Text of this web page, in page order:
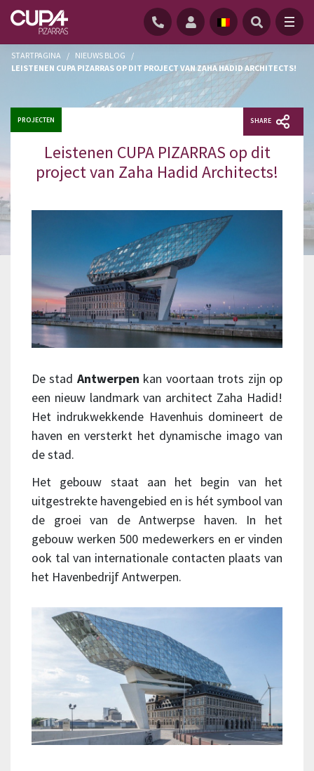
STARTPAGINA / NIEUWS BLOG
/
LEISTENEN CUPA PIZARRAS OP DIT PROJECT VAN ZAHA HADID ARCHITECTS!
PROJECTEN SHARE
Leistenen CUPA PIZARRAS op dit
project van Zaha Hadid Architects!
De stad Antwerpen kan voortaan trots zijn op
een nieuw landmark van architect Zaha Hadid!
Het indrukwekkende Havenhuis domineert de
haven en versterkt het dynamische imago van
de stad.
Het gebouw staat aan het begin van het
uitgestrekte havengebied en is hét symbool van
de groei van de Antwerpse haven. In het
gebouw werken 500 medewerkers en er vinden
ook tal van internationale contacten plaats van
het Havenbedrijf Antwerpen.